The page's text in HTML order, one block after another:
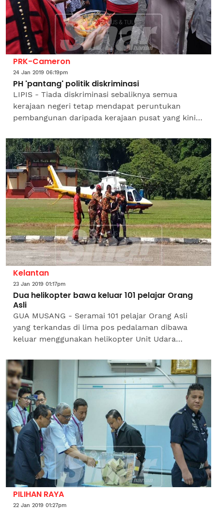
PRK-Cameron
24 Jan 2019 06:19pm
PH 'pantang' politik diskriminasi
LIPIS - Tiada diskriminasi sebaliknya semua
kerajaan negeri tetap mendapat peruntukan
pembangunan daripada kerajaan pusat yang kini
Tempatan, Zuraida...
Kelantan
23 Jan 2019 01:17pm
Dua helikopter bawa keluar 101 pelajar Orang
Asli
GUA MUSANG - Seramai 101 pelajar Orang Asli
yang terkandas di lima pos pedalaman dibawa
keluar menggunakan helikopter Unit Udara
Pos pedalaman yang...
PILIHAN RAYA
22 Jan 2019 01:27pm